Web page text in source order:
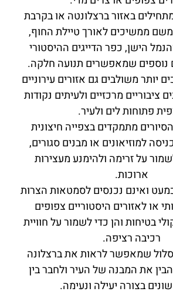
באזור ברצלונטה או בקרבת
ממשיכים לאורך טיילת החוף,
הישן, כפר הדייגים ההיסטורי
נוספים שמאפשרים תנועה חלקה.
יותר משולבים גם אזורים עירוניים
ציבוריים מרכזיים ולעיתים נקודות
פתוחות לים ולעיר.
מתמקדים בצפייה חיצונית
למוזיאונים או מבנים סגורים,
על זרימה ולהימנע מעצירות
ארוכות.
ואינם נכנסים לסמטאות הצרות
או לאזורים היסטוריים צפופים
בטיחות והן כדי לשמור על חוויית
רכיבה רציפה.
שמאפשר לראות את ברצלונה
את המבנה של העיר ולחבר בין
בצורה יעילה ונעימה.